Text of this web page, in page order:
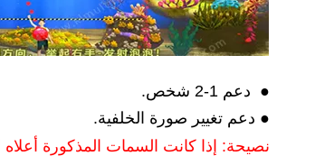
● دعم 1-2 شخص.
● دعم تغيير صورة الخلفية.
نصيحة: إذا كانت السمات المذكورة